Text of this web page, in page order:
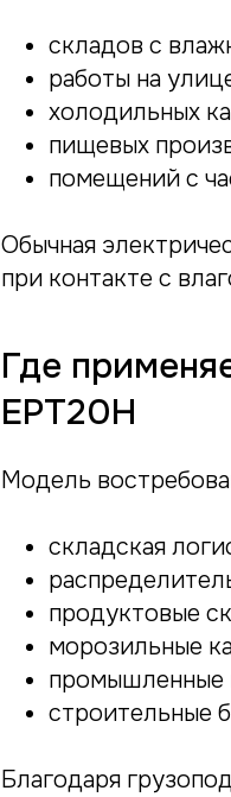
складов с
работы на
холодильных
пищевых
помещений с
Обычная
при контакте с
Где
EPT20H
Модель
складская
продуктовые
морозильные
промышленные
строительные
Благодаря